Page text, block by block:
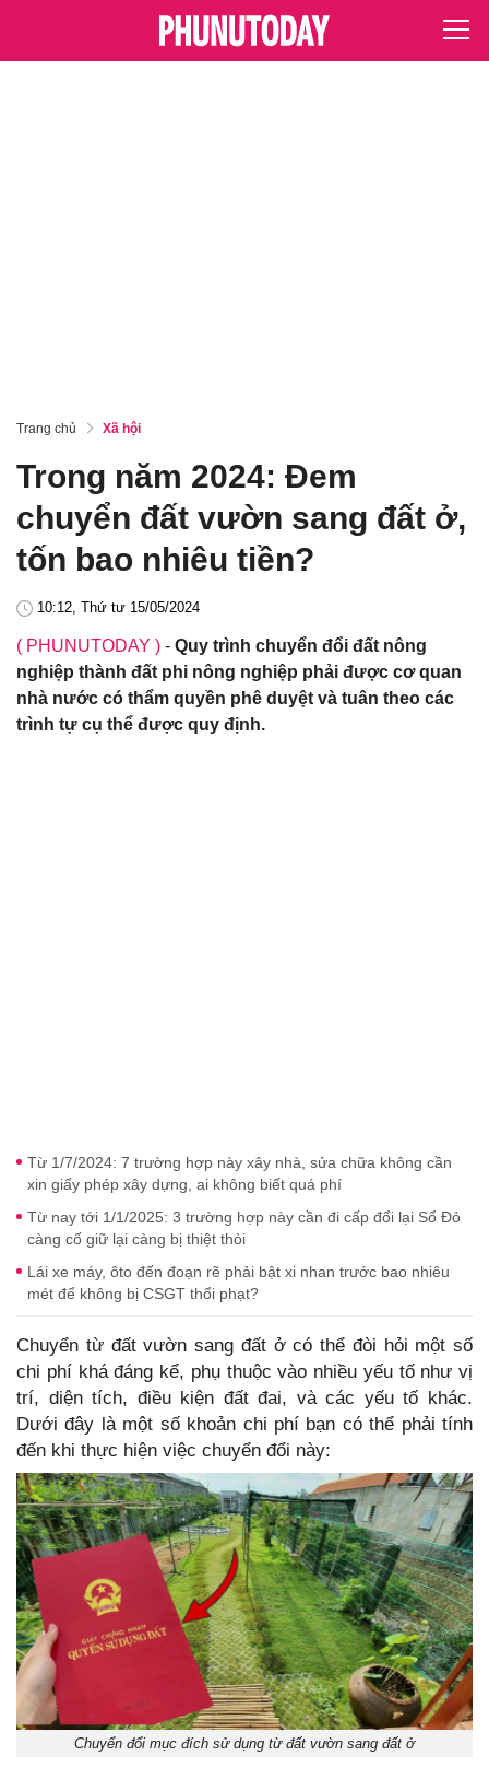
Trang chủ Xã hội
Trong năm 2024: Đem
chuyển đất vườn sang đất ở,
tốn bao nhiêu tiền?
10:12, Thứ tư 15/05/2024
( PHUNUTODAY ) - Quy trình chuyển đổi đất nông
nghiệp thành đất phi nông nghiệp phải được cơ quan
nhà nước có thẩm quyền phê duyệt và tuân theo các
trình tự cụ thể được quy định.
Từ 1/7/2024: 7 trường hợp này xây nhà, sửa chữa không cần
xin giấy phép xây dựng, ai không biết quá phí
Từ nay tới 1/1/2025: 3 trường hợp này cần đi cấp đổi lại Sổ Đỏ
càng cố giữ lại càng bị thiệt thòi
Lái xe máy, ôto đến đoạn rẽ phải bật xi nhan trước bao nhiêu
mét để không bị CSGT thổi phạt?
Chuyển từ đất vườn sang đất ở có thể đòi hỏi một số
chi phí khá đáng kể, phụ thuộc vào nhiều yếu tố như vị
trí, diện tích, điều kiện đất đai, và các yếu tố khác.
Dưới đây là một số khoản chi phí bạn có thể phải tính
đến khi thực hiện việc chuyển đổi này:
Chuyển đổi mục đích sử dụng từ đất vườn sang đất ở